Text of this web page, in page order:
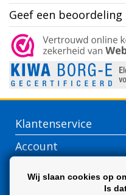
Geef een beoordeling
Klantenservice
Account
Wij slaan cookies op
Is